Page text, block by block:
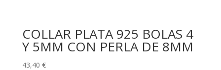
COLLAR PLATA 925 BOLAS 4
Y 5MM CON PERLA DE 8MM
43,40 €